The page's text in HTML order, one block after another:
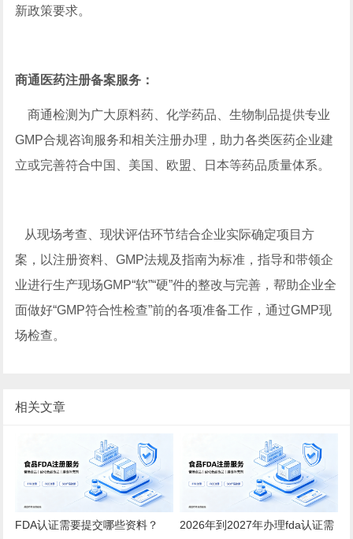
新政策要求。
商通医药注册备案服务：
商通检测为广大原料药、化学药品、生物制品提供专业
GMP合规咨询服务和相关注册办理，助力各类医药企业建
立或完善符合中国、美国、欧盟、日本等药品质量体系。
从现场考查、现状评估环节结合企业实际确定项目方
案，以注册资料、GMP法规及指南为标准，指导和带领企
业进行生产现场GMP“软”“硬”件的整改与完善，帮助企业全
面做好“GMP符合性检查”前的各项准备工作，通过GMP现
场检查。
相关文章
FDA认证需要提交哪些资料？
2026年到2027年办理fda认证需